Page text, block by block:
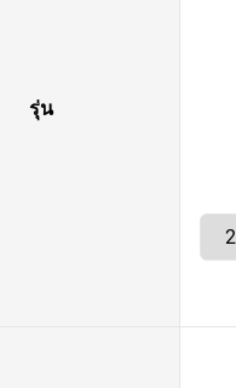
รุ่น